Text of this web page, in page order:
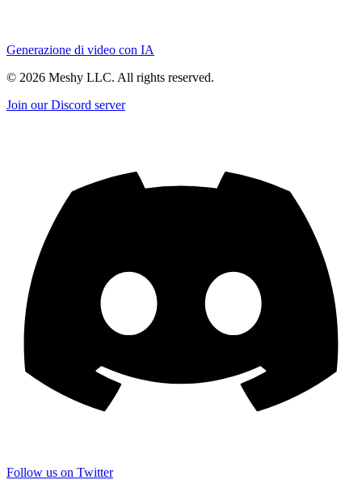
Generazione di video con IA
© 2026 Meshy LLC. All rights reserved.
Join our Discord server
Follow us on Twitter